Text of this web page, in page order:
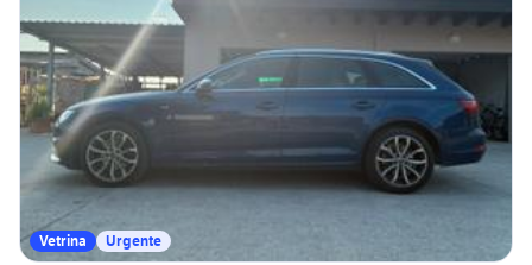
Vetrina Urgente